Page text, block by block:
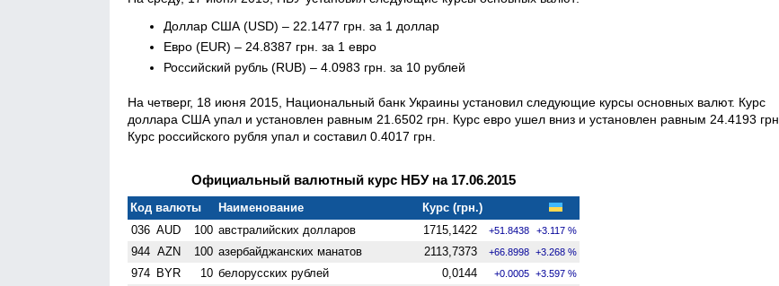
Доллар США (USD) – 22.1477 грн. за 1 доллар
Евро (EUR) – 24.8387 грн. за 1 евро
Российский рубль (RUB) – 4.0983 грн. за 10 рублей
На четверг, 18 июня 2015, Национальный банк Украины установил следующие курсы основных валют. Курс
доллара США упал и установлен равным 21.6502 грн. Курс евро ушел вниз и установлен равным 24.4193 грн.
Курс российского рубля упал и составил 0.4017 грн.
Официальный валютный курс НБУ на 17.06.2015
Код валюты Наименование
Курс (грн.)
036 AUD 100 австралийских долларов 1715,1422 +51.8438 +3.117 %
944 AZN 100 азербайджанских манатов 2113,7373 +66.8998 +3.268 %
974 BYR 10 белорусских рублей 0,0144 +0.0005 +3.597 %